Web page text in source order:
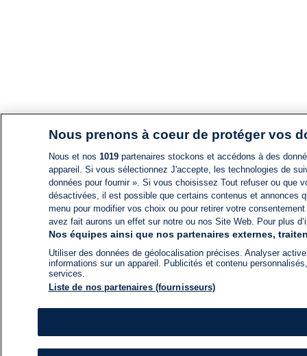
Nous prenons à coeur de protéger vos
Nous et nos 1019partenaires stockons et accédons à des
appareil. Si vous sélectionnez J'accepte, les technologies de
données pour fournir ». Si vous choisissez Tout refuser ou
désactivées, il est possible que certains contenus et annonces
menu pour modifier vos choix ou pour retirer votre
avez fait aurons un effet sur notre ou nos Site Web. Pour plus
Nos équipes ainsi que nos partenaires externes,
Utiliser des données de géolocalisation précises. Analyser
informations sur un appareil. Publicités et contenu
services.
Liste de nos partenaires (fournisseurs)